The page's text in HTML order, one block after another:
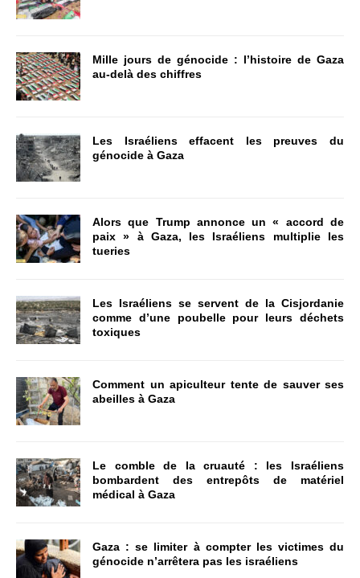
Mille jours de génocide : l’histoire de Gaza
au-delà des chiffres
Les Israéliens effacent les preuves du
génocide à Gaza
Alors que Trump annonce un « accord de
paix » à Gaza, les Israéliens multiplie les
tueries
Les Israéliens se servent de la Cisjordanie
comme d’une poubelle pour leurs déchets
toxiques
Comment un apiculteur tente de sauver ses
abeilles à Gaza
Le comble de la cruauté : les Israéliens
bombardent des entrepôts de matériel
médical à Gaza
Gaza : se limiter à compter les victimes du
génocide n’arrêtera pas les israéliens